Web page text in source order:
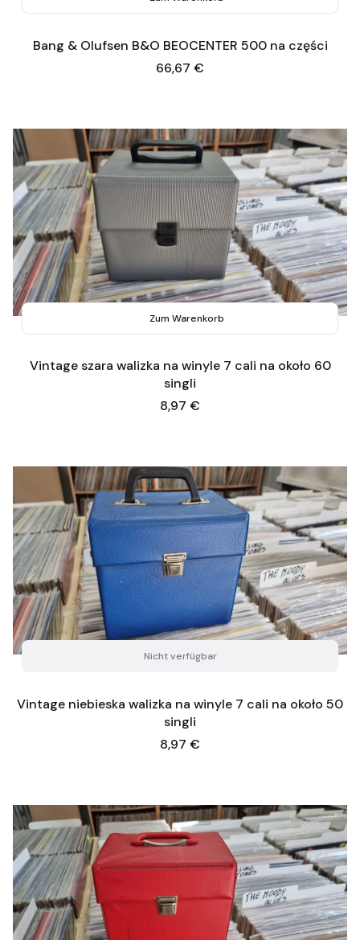
Bang & Olufsen B&O BEOCENTER 500 na części
Preis
66,67 €
Zum Warenkorb
Vintage szara walizka na winyle 7 cali na około 60
singli
Preis
8,97 €
Nicht verfügbar
Vintage niebieska walizka na winyle 7 cali na około 50
singli
Preis
8,97 €